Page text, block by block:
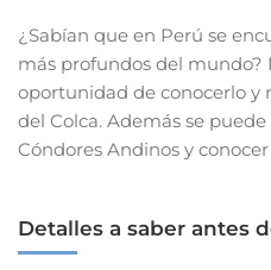
¿Sabían que en Perú se
más profundos del mundo?
oportunidad de conocerlo y
del Colca. Además se
Cóndores Andinos y
Detalles a saber antes